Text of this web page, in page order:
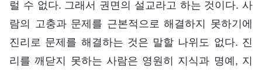
럴 수 없다. 그래서 권면의 설교라고 하는 것이다. 사
람의 고충과 문제를 근본적으로 해결하지 못하기에
진리로 문제를 해결하는 것은 말할 나위도 없다. 진
리를 깨닫지 못하는 사람은 영원히 지식과 명예, 지